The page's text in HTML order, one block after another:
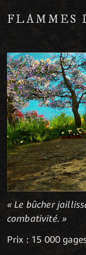
FLAMMES
« Le bûcher
combativité. »
Prix : 15 000